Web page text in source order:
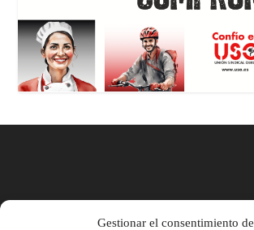
Gestionar el consentimiento de